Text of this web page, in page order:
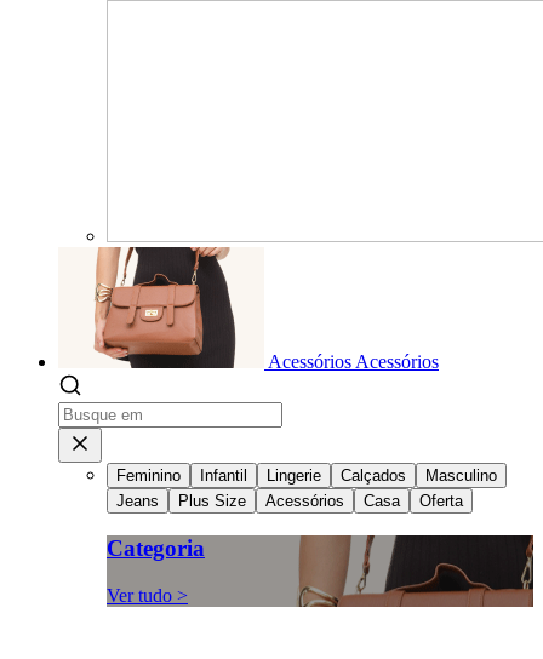
Acessórios Acessórios
Feminino Infantil Lingerie Calçados
Masculino
Jeans
Plus Size Acessórios Casa Oferta
Categoria
Ver tudo >